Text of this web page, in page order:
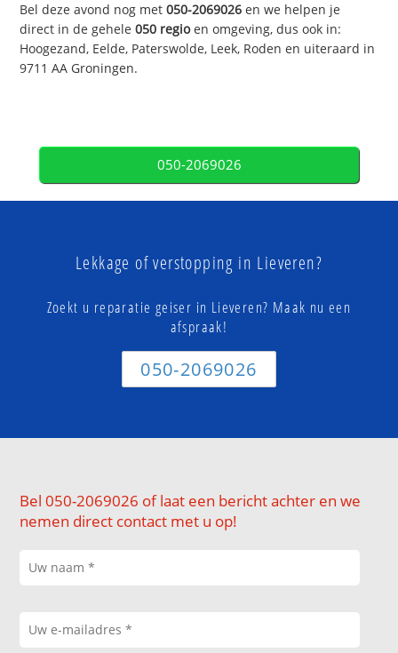
Bel deze avond nog met050-2069026 en we helpen je
direct in de gehele050 regioen omgeving, dus ook in:
Hoogezand, Eelde, Paterswolde, Leek, Roden en uiteraard in
9711 AA Groningen.
050-2069026
Lekkage of verstopping in Lieveren?
Zoekt u reparatie geiser in Lieveren? Maak nu een
afspraak!
050-2069026
Bel 050-2069026 of laat een bericht achter en we
nemen direct contact met u op!